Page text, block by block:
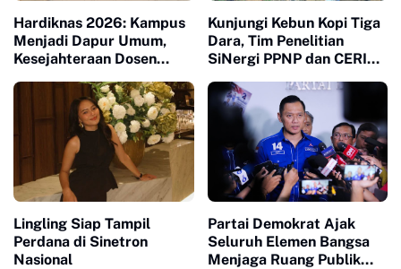
Hardiknas 2026: Kampus
Menjadi Dapur Umum,
Kesejahteraan Dosen
Kunjungi Kebun Kopi Tiga
Dara, Tim Penelitian
SiNergi PPNP dan CERI
dalam Industri Kopi
Indonesia
Lingling Siap Tampil
Perdana di Sinetron
Nasional
Partai Demokrat Ajak
Seluruh Elemen Bangsa
Menjaga Ruang Publik